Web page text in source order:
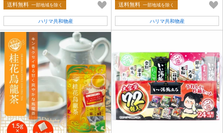
送料無料 一部地域を除く
ハリマ共和物産
送料無料 一部地域を除く
ハリマ共和物産